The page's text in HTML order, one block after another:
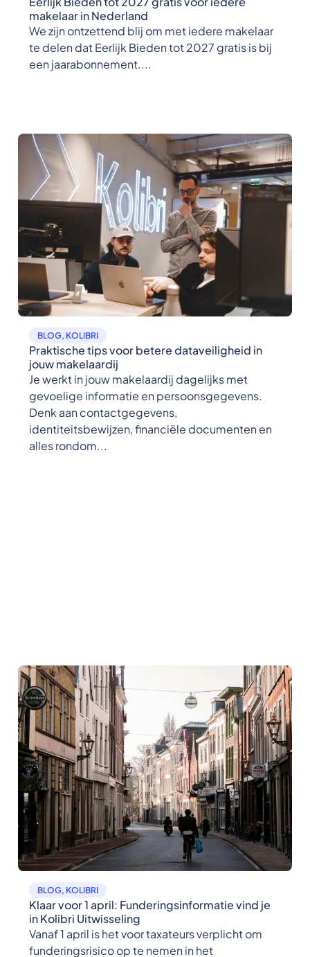
makelaar in Nederland
We zijn ontzettend blij om met iedere makelaar
te delen dat Eerlijk Bieden tot 2027 gratis is bij
een jaarabonnement....
BLOG, KOLIBRI
Praktische tips voor betere dataveiligheid in
jouw makelaardij
Je werkt in jouw makelaardij dagelijks met
gevoelige informatie en persoonsgegevens.
Denk aan contactgegevens,
identiteitsbewijzen, financiële documenten en
alles rondom...
BLOG, KOLIBRI
Klaar voor 1 april: Funderingsinformatie vind je
in Kolibri Uitwisseling
Vanaf 1 april is het voor taxateurs verplicht om
funderingsrisico op te nemen in het